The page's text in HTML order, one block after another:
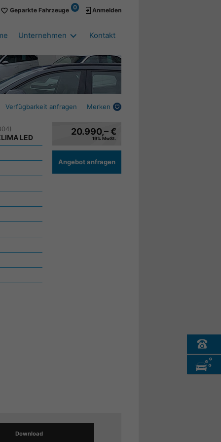
Geparkte Fahrzeuge 0 Anmelden
Unternehmen Kontakt
Verfügbarkeit anfragen Merken
20.990,– €
19% MwSt.
Angebot anfragen
LED
Download